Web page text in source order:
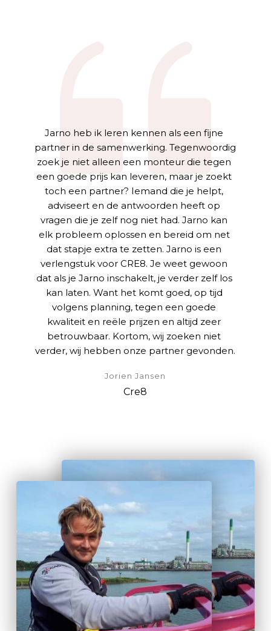
Jarno heb ik leren kennen als een fijne
partner in de samenwerking. Tegenwoordig
zoek je niet alleen een monteur die tegen
een goede prijs kan leveren, maar je zoekt
toch een partner? Iemand die je helpt,
adviseert en de antwoorden heeft op
vragen die je zelf nog niet had. Jarno kan
elk probleem oplossen en bereid om net
dat stapje extra te zetten. Jarno is een
verlengstuk voor CRE8. Je weet gewoon
dat als je Jarno inschakelt, je verder zelf los
kan laten. Want het komt goed, op tijd
volgens planning, tegen een goede
kwaliteit en reële prijzen en altijd zeer
betrouwbaar. Kortom, wij zoeken niet
verder, wij hebben onze partner gevonden.
Jorien Jansen
Cre8